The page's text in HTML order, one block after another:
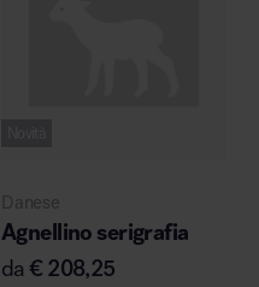
Danese
Agnellino serigrafia
da€ 208,25